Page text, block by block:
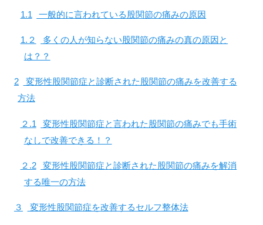
1.1 一般的に言われている股関節の痛みの原因
1.２
多くの人が知らない股関節の痛みの真の原因と
は？？
2
変形性股関節症と診断された股関節の痛みを改善する
方法
２.1
変形性股関節症と言われた股関節の痛みでも手術
なしで改善できる！？
２.2
変形性股関節症と診断された股関節の痛みを解消
する唯一の方法
３ 変形性股関節症を改善するセルフ整体法